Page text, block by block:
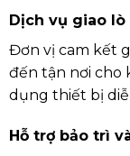
Dịch vụ giao
Đơn vị cam kết
đến tận nơi cho
dụng thiết bị
Hỗ trợ bảo trì